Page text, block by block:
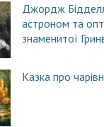
Джордж
астроном та
знаменитої
Казка про